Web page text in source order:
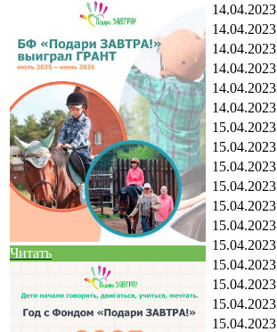
Читать
14.04.2023
14.04.2023
14.04.2023
14.04.2023
14.04.2023
14.04.2023
15.04.2023
15.04.2023
15.04.2023
15.04.2023
15.04.2023
15.04.2023
15.04.2023
15.04.2023
15.04.2023
15.04.2023
15.04.2023